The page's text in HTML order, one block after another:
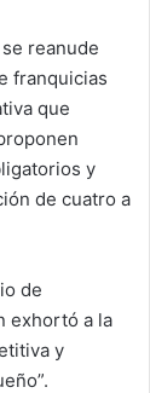
reanude
franquicias
que
y
de cuatro a
de
exhortó a la
y